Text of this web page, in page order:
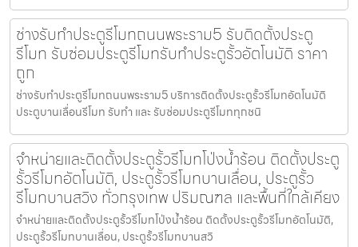
ช่างรับทำประตูรีโมทถนนพระราม5 รับติดตั้งประตู
รีโมท รับซ่อมประตูรีโมทรับทำประตูรั้วอัตโนมัติ ราคา
ถูก
ช่างรับทำประตูรีโมทถนนพระราม5 บริการติดตั้งประตูรั้วรีโมทอัตโนมัติ
ประตูบานเลื่อนรีโมท รับทำ และ รับซ่อมประตูรีโมททุกชนิ
จำหน่ายและติดตั้งประตูรั้วรีโมทโป่งน้ำร้อน ติดตั้งประตู
รั้วรีโมทอัตโนมัติ, ประตูรั้วรีโมทบานเลื่อน, ประตูรั้ว
รีโมทบานสวิง ทั่วกรุงเทพ ปริมณฑล และพื้นที่ใกล้เคียง
จำหน่ายและติดตั้งประตูรั้วรีโมทโป่งน้ำร้อน ติดตั้งประตูรั้วรีโมทอัตโนมัติ,
ประตูรั้วรีโมทบานเลื่อน, ประตูรั้วรีโมทบานสวิ